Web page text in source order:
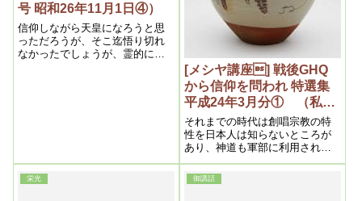
号 昭和26年11月1日④）
信仰しながら天皇になろうと思
っただろうが、そこ迄悟り切れ
なかったでしょうが、霊的にそ
[メシヤ講座] 戦後GHQ
から信仰を問われ 特選集
平成24年3月分① （私達
の学び目からウロコの内容
より）
それまでの時代は創唱宗教の特
性を日本人は知らないところが
あり、神道も軍部に利用されて
いた面があるので、「神の加護
をもらっても、教えを守らない
のは神を利用することで、キリ
栄光 御講話